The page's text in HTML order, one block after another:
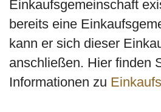
Einkaufsgemeinschaft
bereits eine
kann er sich dieser
anschließen. Hier finden
Informationen zu